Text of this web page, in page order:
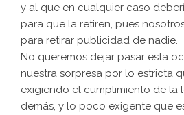
y al que en cualquier caso
para que la retiren, pues
para retirar publicidad de nadie.
No queremos dejar pasar esta
nuestra sorpresa por lo estricta
exigiendo el cumplimiento de la
demás, y lo poco exigente que